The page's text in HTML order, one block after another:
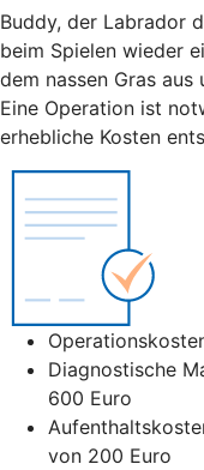
Buddy, der Labrador
beim Spielen wieder
dem nassen Gras
Eine Operation ist
erhebliche Kosten
Diagnostische
600 Euro
von 200 Euro